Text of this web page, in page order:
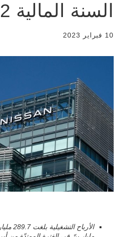
السنة المالية 2022
10 فبراير 2023